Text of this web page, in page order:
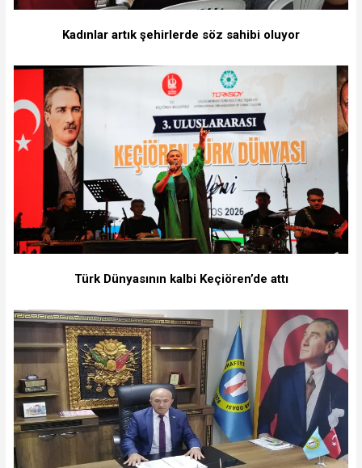
Kadınlar artık şehirlerde söz sahibi oluyor
Türk Dünyasının kalbi Keçiören’de attı